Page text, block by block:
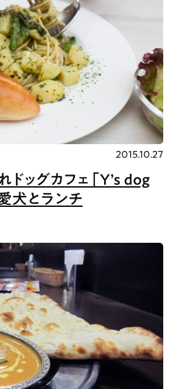
ッグカフェ「Y’s dog
犬とランチ
2015.10.27